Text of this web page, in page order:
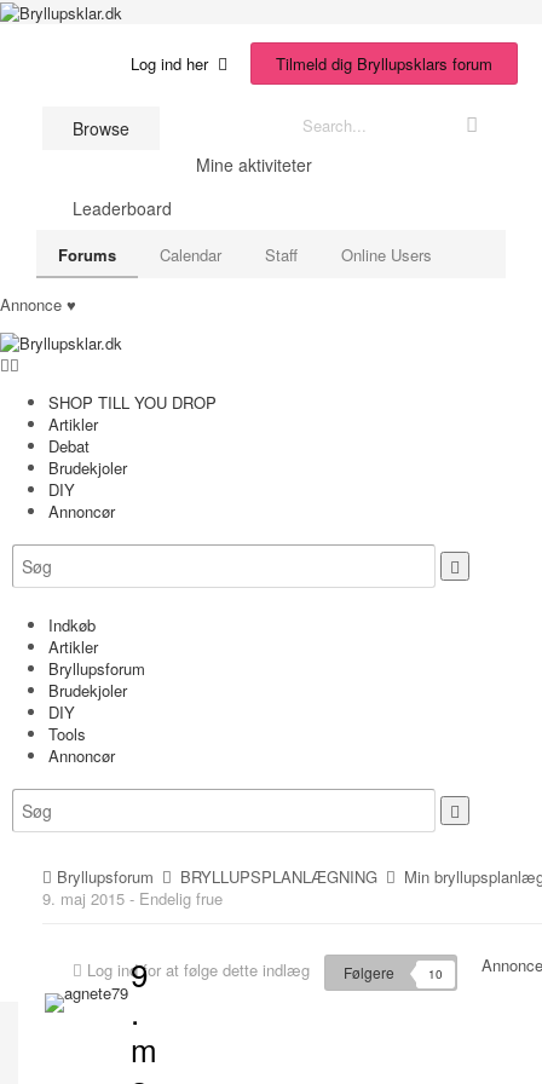
Bryllupsklar.dk
Browse
Forums Calendar Staff Online Users
Mine aktiviteter
Leaderboard
Log ind her Tilmeld dig Bryllupsklars forum
Annonce ♥
SHOP TILL YOU DROP
Artikler
Debat
Brudekjoler
DIY
Annoncør
Indkøb
Artikler
Bryllupsforum
Brudekjoler
DIY
Tools
Annoncør
Bryllupsforum BRYLLUPSPLANLÆGNING
Min
9. maj 2015 - Endelig frue
Log ind for at følge dette indlæg Følgere 10
9
.
m